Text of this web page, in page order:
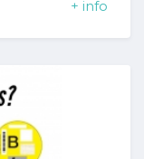
+ info